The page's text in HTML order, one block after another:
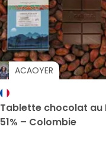
ACAOYER
Tablette chocolat au
51% – Colombie